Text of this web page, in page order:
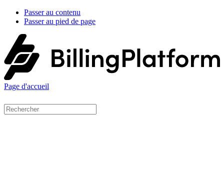
Passer au contenu
Passer au pied de page
Page d'accueil